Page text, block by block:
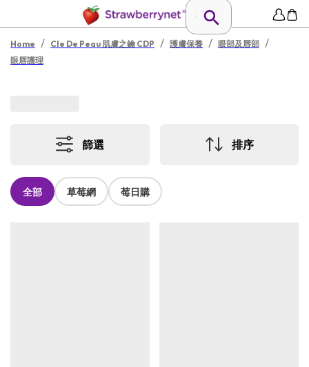
Home / Cle De Peau 肌膚之鑰 CDP / 護膚保養 / 眼部及唇部 /
眼唇護理
篩選 排序
全部 草莓網 莓日購